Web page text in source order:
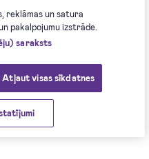
redakciju var
reklāmas un satura
pakalpojumu izstrāde.
saraksts
Atļaut visas sīkdatnes